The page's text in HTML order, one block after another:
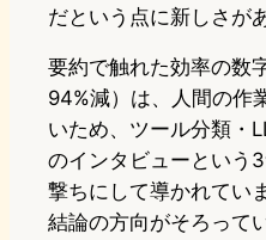
だという点に新しさが
要約で触れた効率の数
94%減）は、人間の作
いため、ツール分類・
のインタビューという
撃ちにして導かれてい
結論の方向がそろって